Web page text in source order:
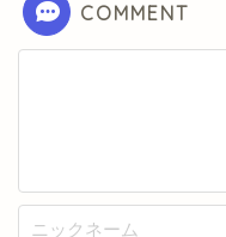
COMMENT